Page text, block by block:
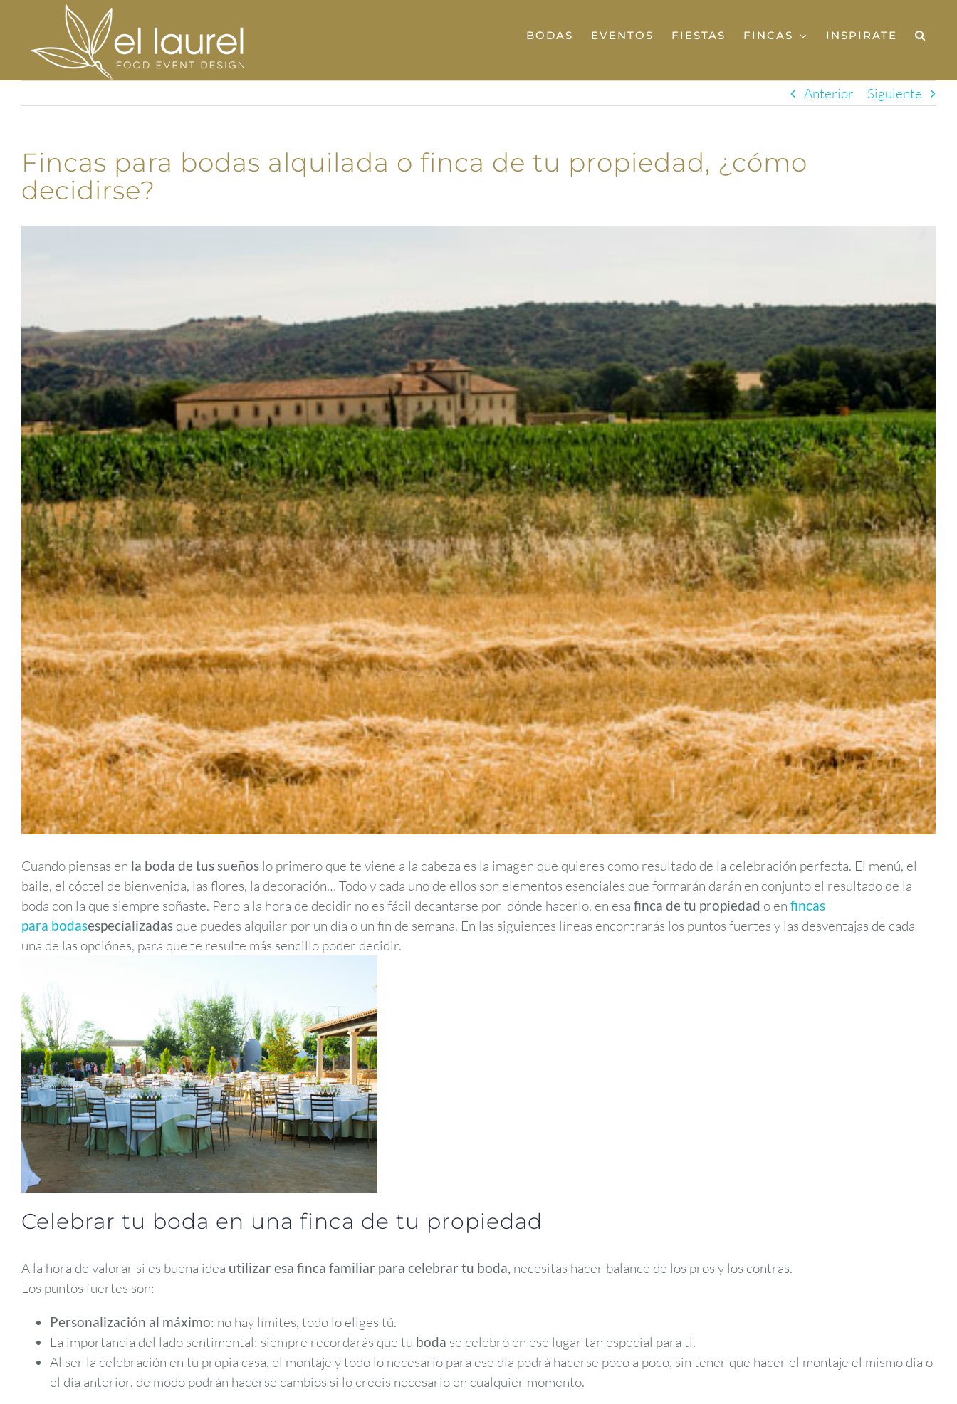
contenido
BODAS EVENTOS FIESTAS FINCAS INSPIRATE
Anterior Siguiente
Fincas para bodas alquilada o finca de tu propiedad, ¿cómo
decidirse?
Cuando piensas en la boda de tus sueños lo primero que te viene a la cabeza es la imagen que quieres como resultado de la celebración perfecta. El menú, el
baile, el cóctel de bienvenida, las flores, la decoración… Todo y cada uno de ellos son elementos esenciales que formarán darán en conjunto el resultado de la
boda con la que siempre soñaste. Pero a la hora de decidir no es fácil decantarse por dónde hacerlo, en esa finca de tu propiedad o en fincas
para bodasespecializadasque puedes alquilar por un día o un fin de semana. En las siguientes líneas encontrarás los puntos fuertes y las desventajas de cada
una de las opciónes, para que te resulte más sencillo poder decidir.
Celebrar tu boda en una finca de tu propiedad
A la hora de valorar si es buena idea utilizar esa finca familiar para celebrar tu boda, necesitas hacer balance de los pros y los contras.
Los puntos fuertes son:
Personalización al máximo: no hay límites, todo lo eliges tú.
La importancia del lado sentimental: siempre recordarás que tu boda se celebró en ese lugar tan especial para ti.
Al ser la celebración en tu propia casa, el montaje y todo lo necesario para ese día podrá hacerse poco a poco, sin tener que hacer el montaje el mismo día o
el día anterior, de modo podrán hacerse cambios si lo creeis necesario en cualquier momento.